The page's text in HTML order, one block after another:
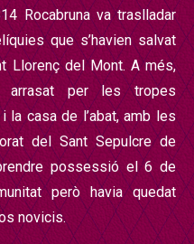
Rocabruna va traslladar
íquies que s’havien salvat
Llorençdel Mont. A més,
arrasat per les tropes
la casa de l’abat, amb les
del Sant Sepulcre de
possessió el 6 de
però havia quedat
novicis.